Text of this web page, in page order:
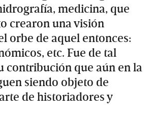
medicina, que
crearon una visión
orbe de aquel entonces:
etc. Fue de tal
contribución que aún en la
siendo objeto de
de historiadores y